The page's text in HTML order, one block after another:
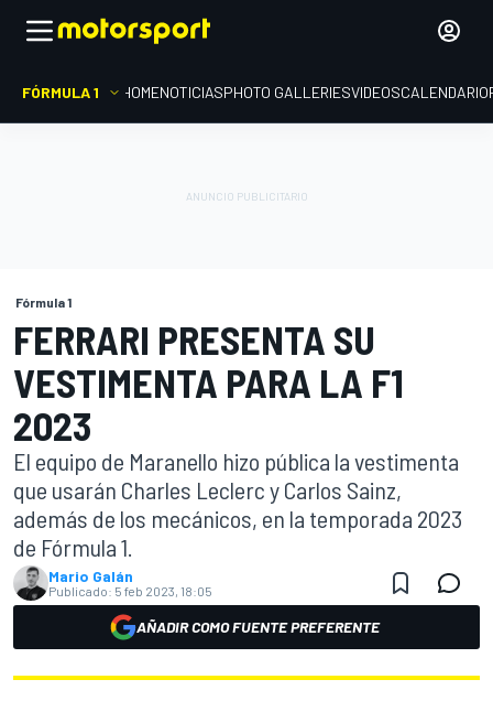
FÓRMULA 1 HOMENOTICIASPHOTO GALLERIESVIDEOSCALENDARIO
Fórmula 1
FERRARI PRESENTA SU
VESTIMENTA PARA LA F1
2023
El equipo de Maranello hizo pública la vestimenta
que usarán Charles Leclerc y Carlos Sainz,
además de los mecánicos, en la temporada 2023
de Fórmula 1.
Mario Galán
Publicado: 5 feb 2023, 18:05
AÑADIR COMO FUENTE PREFERENTE